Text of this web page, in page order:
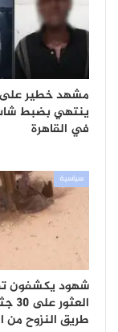
مشهد خطير على
ينتهي بضبط
في القاهرة
سياسية
شهود يكشفون
طريق النزوح من